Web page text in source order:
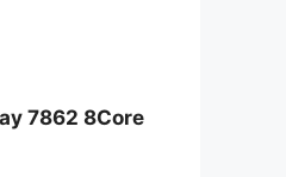
7862 8Core